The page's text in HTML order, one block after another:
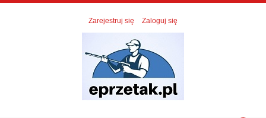
Zarejestruj się Zaloguj się